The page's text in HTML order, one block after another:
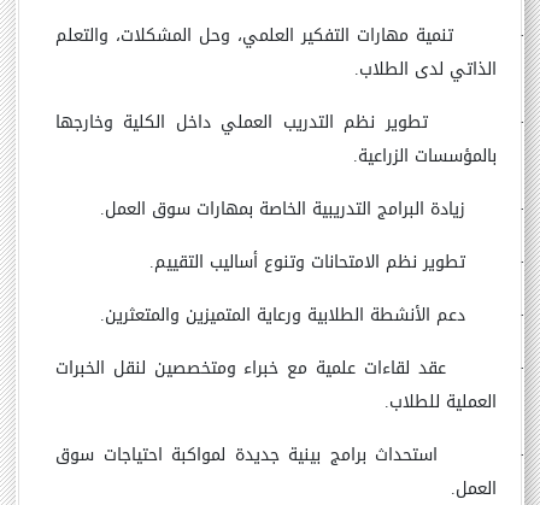
·
تنمية مهارات التفكير العلمي، وحل المشكلات، والتعلم
الذاتي لدى الطلاب.
·
تطوير نظم التدريب العملي داخل الكلية وخارجها
بالمؤسسات الزراعية.
·
زيادة البرامج التدريبية الخاصة بمهارات سوق العمل.
·
تطوير نظم الامتحانات وتنوع أساليب التقييم.
·
دعم الأنشطة الطلابية ورعاية المتميزين والمتعثرين.
·
عقد لقاءات علمية مع خبراء ومتخصصين لنقل الخبرات
العملية للطلاب.
·
استحداث برامج بينية جديدة لمواكبة احتياجات سوق
العمل.